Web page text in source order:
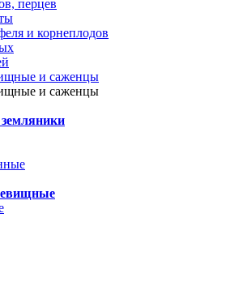
перцев
и корнеплодов
и саженцы
и саженцы